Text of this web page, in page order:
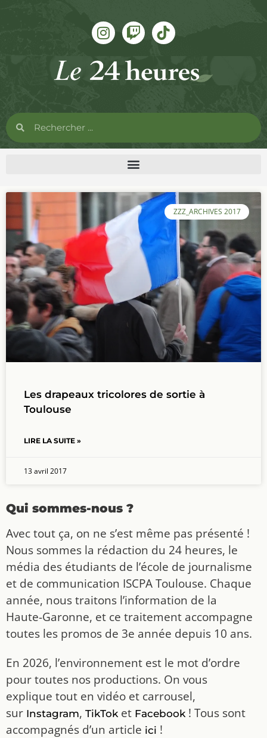
ZZZ_ARCHIVES 2017
Les drapeaux tricolores de sortie à
Toulouse
LIRE LA SUITE »
13 avril 2017
Qui sommes-nous ?
Avec tout ça, on ne s’est même pas présenté !
Nous sommes la rédaction du 24 heures, le
média des étudiants de l’école de journalisme
et de communication ISCPA Toulouse. Chaque
année, nous traitons l’information de la
Haute-Garonne, et ce traitement accompagne
toutes les promos de 3e année depuis 10 ans.
En 2026, l’environnement est le mot d’ordre
pour toutes nos productions. On vous
explique tout en vidéo et carrousel,
sur Instagram, TikToket Facebook! Tous sont
accompagnés d’un article ici !